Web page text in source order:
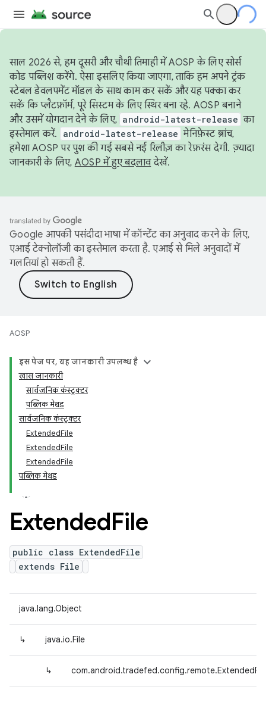
साल 2026 से, हम दूसरी और चौथी तिमाही में AOSP के लिए सोर्स
कोड पब्लिश करेंगे. ऐसा इसलिए किया जाएगा, ताकि हम अपने ट्रंक
स्टेबल डेवलपमेंट मॉडल के साथ काम कर सकें और यह पक्का कर
सकें कि प्लैटफ़ॉर्म, पूरे सिस्टम के लिए स्थिर बना रहे. AOSP बनाने
और उसमें योगदान देने के लिए, android-latest-release का
इस्तेमाल करें.
android-latest-release मेनिफ़ेस्ट ब्रांच,
हमेशा AOSP पर पुश की गई सबसे नई रिलीज़ का रेफ़रंस देगी. ज़्यादा
जानकारी के लिए, AOSP में हुए बदलावदेखें.
Google आपकी पसंदीदा भाषा में कॉन्टेंट का अनुवाद करने के लिए,
एआई टेक्नोलॉजी का इस्तेमाल करता है. एआई से मिले अनुवादों में
गलतियां हो सकती हैं.
AOSP
इस पेज पर, यह जानकारी उपलब्ध है
खास जानकारी
सार्वजनिक कंस्ट्रक्टर
पब्लिक मेथड
सार्वजनिक कंस्ट्रक्टर
ExtendedFile
ExtendedFile
ExtendedFile
पब्लिक मेथड
ExtendedFile
public class ExtendedFile
extends File
java.lang.Object
↳ java.io.File
↳